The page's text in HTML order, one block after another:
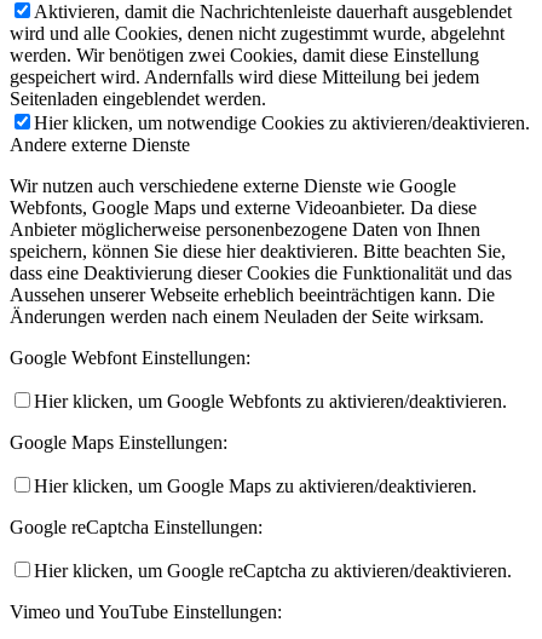
Aktivieren, damit die Nachrichtenleiste dauerhaft ausgeblendet
wird und alle Cookies, denen nicht zugestimmt wurde, abgelehnt
werden. Wir benötigen zwei Cookies, damit diese Einstellung
gespeichert wird. Andernfalls wird diese Mitteilung bei jedem
Seitenladen eingeblendet werden.
Hier klicken, um notwendige Cookies zu aktivieren/deaktivieren.
Andere externe Dienste
Wir nutzen auch verschiedene externe Dienste wie Google
Webfonts, Google Maps und externe Videoanbieter. Da diese
Anbieter möglicherweise personenbezogene Daten von Ihnen
speichern, können Sie diese hier deaktivieren. Bitte beachten Sie,
dass eine Deaktivierung dieser Cookies die Funktionalität und das
Aussehen unserer Webseite erheblich beeinträchtigen kann. Die
Änderungen werden nach einem Neuladen der Seite wirksam.
Google Webfont Einstellungen:
Hier klicken, um Google Webfonts zu aktivieren/deaktivieren.
Google Maps Einstellungen:
Hier klicken, um Google Maps zu aktivieren/deaktivieren.
Google reCaptcha Einstellungen:
Hier klicken, um Google reCaptcha zu aktivieren/deaktivieren.
Vimeo und YouTube Einstellungen: